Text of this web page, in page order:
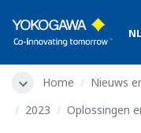
NL
Home Nieuws
2023
Oplossingen